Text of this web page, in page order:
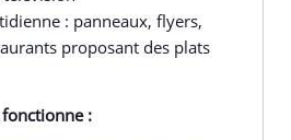
: panneaux, flyers,
proposant des plats
: